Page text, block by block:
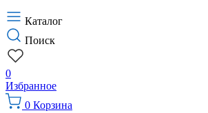
Каталог
Поиск
0
Избранное
0 Корзина